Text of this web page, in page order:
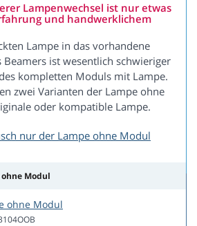
Lampenwechsel ist nur etwas
und handwerklichem
Lampe in das vorhandene
ist wesentlich schwieriger
kompletten Moduls mit Lampe.
zwei Varianten der Lampe ohne
oder kompatible Lampe.
nur der Lampe ohne Modul
Modul
ohne Modul